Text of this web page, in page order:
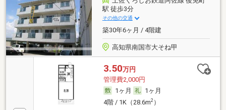
駅 徒歩3分
その他の交通
築30年6ヶ月 / 4階建
高知県南国市大そね甲
3.50万円
管理費2,000円
1ヶ月
1ヶ月
4階 / 1K（28.6m2）